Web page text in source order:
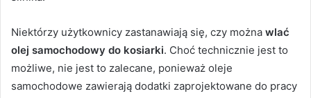
Niektórzy użytkownicy zastanawiają się, czy można wlać
olej samochodowy do kosiarki. Choć technicznie jest to
możliwe, nie jest to zalecane, ponieważ oleje
samochodowe zawierają dodatki zaprojektowane do pracy